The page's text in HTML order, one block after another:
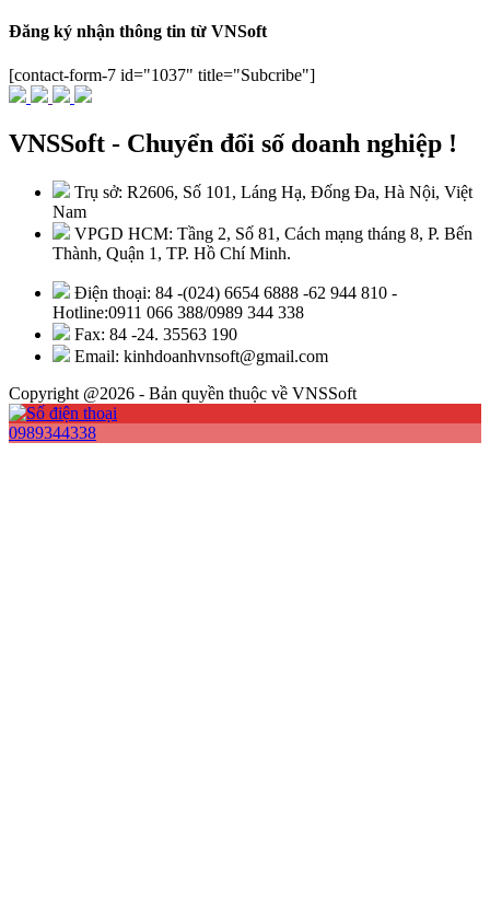
Đăng ký nhận thông tin từ VNSoft
[contact-form-7 id="1037" title="Subcribe"]
VNSSoft - Chuyển đổi số doanh nghiệp !
Trụ sở: R2606, Số 101, Láng Hạ, Đống Đa, Hà Nội, Việt
Nam
VPGD HCM: Tầng 2, Số 81, Cách mạng tháng 8, P. Bến
Thành, Quận 1, TP. Hồ Chí Minh.
Điện thoại: 84 -(024) 6654 6888 -62 944 810 -
Hotline:0911 066 388/0989 344 338
Fax: 84 -24. 35563 190
Email: kinhdoanhvnsoft@gmail.com
Copyright @2026 - Bản quyền thuộc về VNSSoft
0989344338